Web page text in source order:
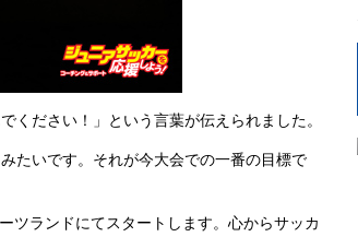
ださい！」という言葉が伝えられました。
たいです。それが今大会での一番の目標で
ランドにてスタートします。心からサッカ